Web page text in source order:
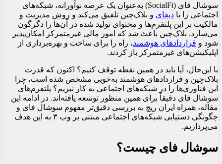
سوشال فای (SocialFi) به‌عنوان یک عرصه نوآورانه، شبکه‌های
اجتماعی را با دیفای و بلاک‌چین تلفیق می‌کند و روش مدیریت و
مالکیت بر این پلتفرم‌ها و محتوای تولید شده در آن‌ها را دگرگون
می‌سازد. بلاک‌چین باعث شد که امور مالی غیرمتمرکز امکان‌پذیر
شود و قراردادهای هوشمند، راه را برای ساخت و بهره‌برداری از
اپلیکیشن‌های غیرمتمرکز باز کردند.
با این‌حال، آیا باید در همین نقطه توقف کنیم؟ اکنون که قدرت
بلاک‌چین و قراردادهای هوشمند به‌خوبی مشخص شده است، چرا
این فناوری‌ها را در شبکه‌های اجتماعی به کار نبریم؟ پلتفرم‌های
سوشال فای دقیقاً برای همین منظور توسعه یافته‌اند. در ادامه این
مقاله، همراه ایران ریچ به بررسی دقیق‌تر مفهوم سوشال فای و
چگونگی دستیابی شبکه‌های اجتماعی مبتنی بر وب ۳ به این هدف
می‌پردازیم.
سوشال فای چیست؟